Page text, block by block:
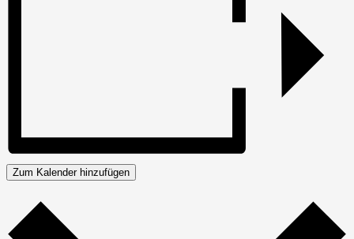
Zum Kalender hinzufügen